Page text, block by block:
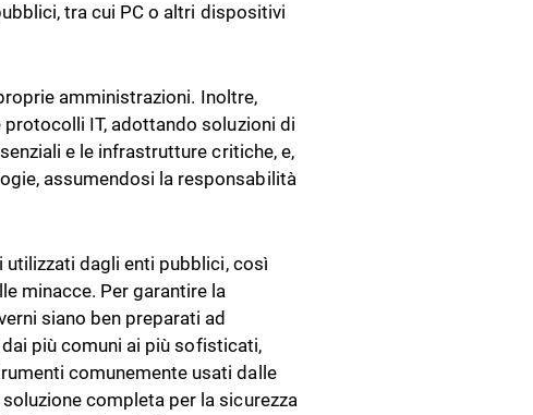
tra cui PC o altri dispositivi
amministrazioni. Inoltre,
IT, adottando soluzioni di
e le infrastrutture critiche, e,
assumendosi la responsabilità
dagli enti pubblici, così
minacce. Per garantire la
siano ben preparati ad
più comuni ai più sofisticati,
comunemente usati dalle
completa per la sicurezza